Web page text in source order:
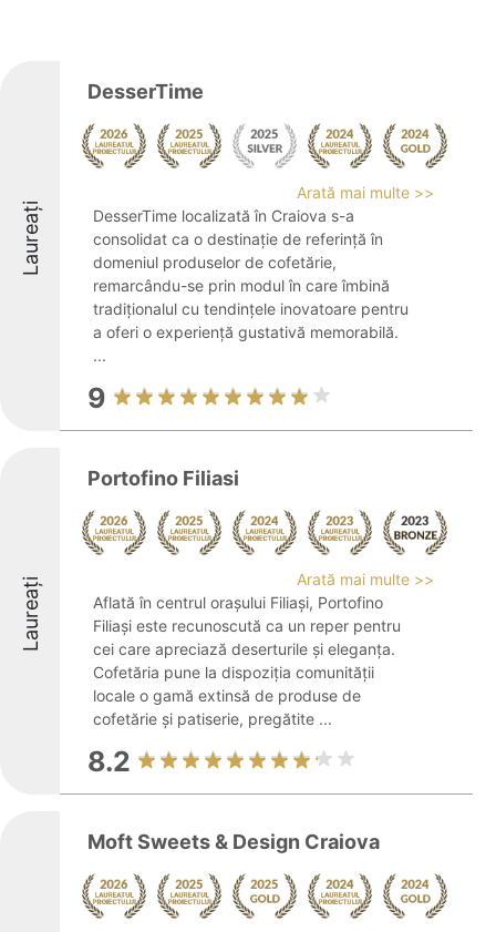
Laureați
DesserTime
Arată mai multe >>
DesserTime localizată în Craiova s-a
consolidat ca o destinație de referință în
domeniul produselor de cofetărie,
remarcându-se prin modul în care îmbină
tradiționalul cu tendințele inovatoare pentru
a oferi o experiență gustativă memorabilă.
...
9
Laureați
Portofino Filiasi
Arată mai multe >>
Aflată în centrul orașului Filiași, Portofino
Filiași este recunoscută ca un reper pentru
cei care apreciază deserturile și eleganța.
Cofetăria pune la dispoziția comunității
locale o gamă extinsă de produse de
cofetărie și patiserie, pregătite ...
8.2
Moft Sweets & Design Craiova